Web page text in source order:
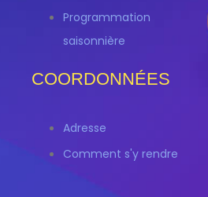
Programmation
saisonnière
COORDONNÉES
Adresse
Comment s'y rendre